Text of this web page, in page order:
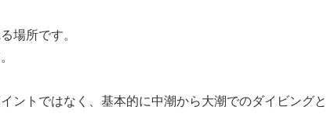
場所です。
ントではなく、基本的に中潮から大潮でのダイビングと